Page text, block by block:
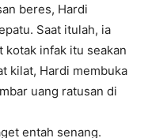
beres, Hardi
Saat itulah, ia
kotak infak itu seakan
kilat, Hardi membuka
uang ratusan di
entah senang.